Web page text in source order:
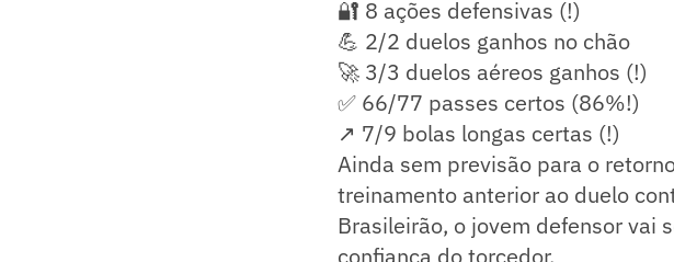
🔐 8 ações defensivas (!)
💪 2/2 duelos ganhos no chão
🚀 3/3 duelos aéreos ganhos (!)
✅ 66/77 passes certos (86%!)
↗️ 7/9 bolas longas certas (!)
Ainda sem previsão para o
treinamento anterior ao duelo
Brasileirão, o jovem defensor vai